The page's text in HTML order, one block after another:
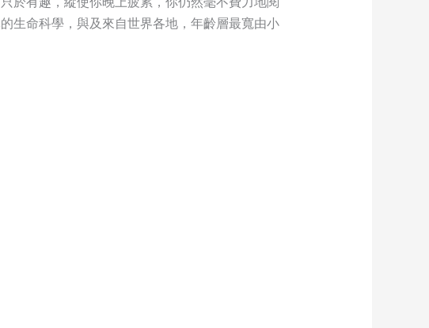
生命科學，與及來自世界各地，年齡層最寬由小